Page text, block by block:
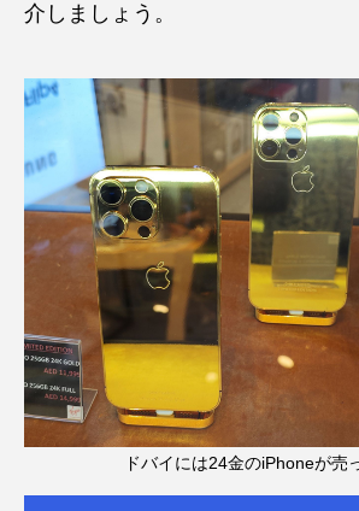
介しましょう。
ドバイには24金のiPhoneが売